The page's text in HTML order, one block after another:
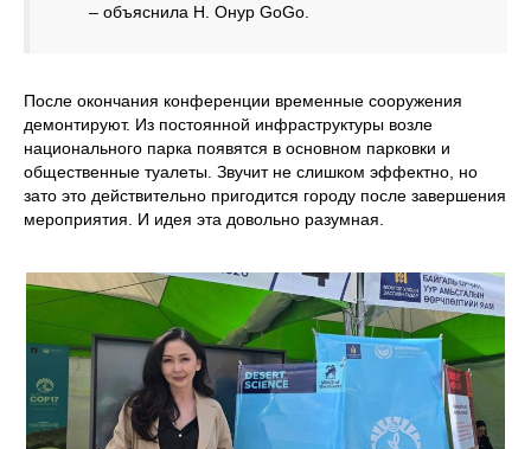
– объяснила Н. Онур GoGo.
После окончания конференции временные сооружения
демонтируют. Из постоянной инфраструктуры возле
национального парка появятся в основном парковки и
общественные туалеты. Звучит не слишком эффектно, но
зато это действительно пригодится городу после завершения
мероприятия. И идея эта довольно разумная.